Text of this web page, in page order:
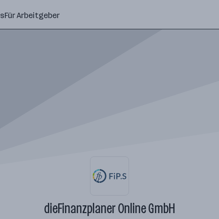
Für Arbeitgeber
dieFinanzplaner Online GmbH